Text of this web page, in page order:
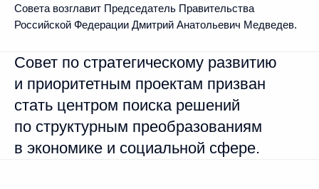
Совета возглавит Председатель Правительства
Российской Федерации Дмитрий Анатольевич Медведев.
Совет по стратегическому развитию
и приоритетным проектам призван
стать центром поиска решений
по структурным преобразованиям
в экономике и социальной сфере.